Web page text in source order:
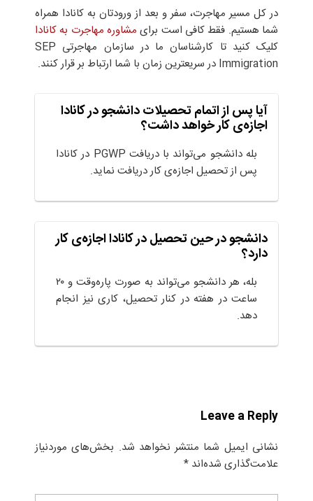
در کل مسیر مهاجرت، سفر و بعد از ورودتان به کانادا همراه
شما هستیم. فقط کافی است برای مشاوره مهاجرت به کانادا
کلیک کنید تا کارشناسان ما در سازمان مهاجرتی SEP
Immigration در سریعترین زمان با شما ارتباط بر قرار کنند.
آیا پس از اتمام تحصیلات دانشجو در کانادا
اجازه‌ی کار خواهد داشت؟
بله دانشجو می‌تواند با دریافت PGWP در کانادا
پس از تحصیل اجازه‌ی کار دریافت نماید.
دانشجو در حین تحصیل در کانادا اجازه‌ی کار
دارد؟
بله، هر دانشجو می‌تواند به صورت پاره‌وقت و ۲۰
ساعت در هفته در کنار تحصیل، کاری نیز انجام
دهد.
Leave a Reply
نشانی ایمیل شما منتشر نخواهد شد. بخش‌های موردنیاز
علامت‌گذاری شده‌اند *